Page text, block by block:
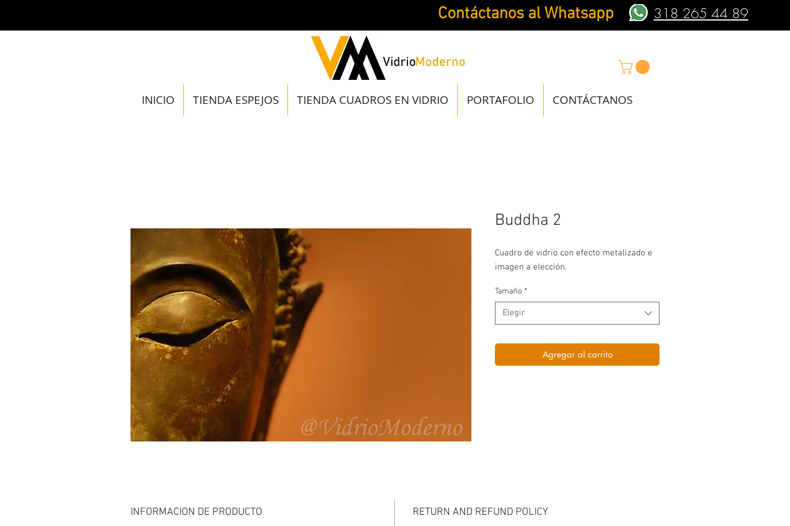
Contáctanos al Whatsapp 318 265 44 89
INICIO TIENDA ESPEJOS TIENDA CUADROS EN VIDRIO PORTAFOLIO CONTÁCTANOS
Buddha 2
Cuadro de vidrio con efecto metalizado e
imagen a elección.
Tamaño *
Elegir
Agregar al carrito
INFORMACION DE PRODUCTO RETURN AND REFUND POLICY